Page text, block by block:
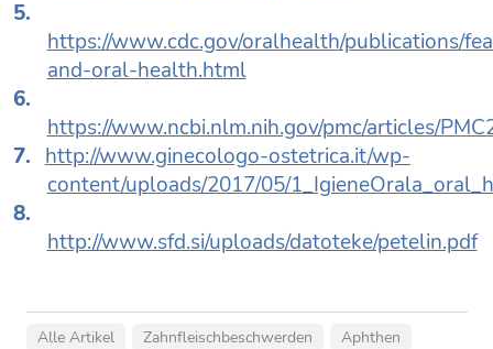
https://www.cdc.gov/oralhealth/publications/
and-oral-health.html
https://www.ncbi.nlm.nih.gov/pmc/articles/
http://www.ginecologo-ostetrica.it/wp-
content/uploads/2017/05/
http://www.sfd.si/uploads/datoteke/petelin.pdf
Alle Artikel Zahnfleischbeschwerden
Aphthen